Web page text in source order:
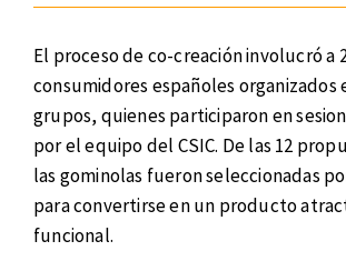
El proceso de co-creación involucró a
consumidores españoles organizados
grupos, quienes participaron en
por el equipo del CSIC. De las 12
las gominolas fueron seleccionadas
para convertirse en un producto
funcional.